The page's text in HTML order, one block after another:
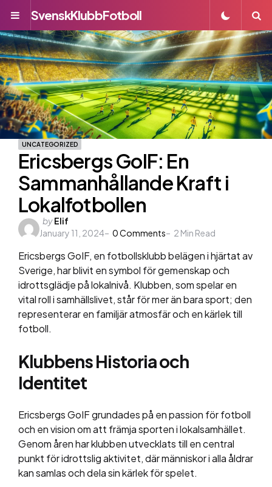
Menu
SvenskKlubbFotboll
UNCATEGORIZED
Ericsbergs GoIF: En
Sammanhållande Kraft i
Lokalfotbollen
Posted
by
byElif
January 11, 2024
0Comments 2 Min Read
Ericsbergs GoIF, en fotbollsklubb belägen i hjärtat av
Sverige, har blivit en symbol för gemenskap och
idrottsglädje på lokalnivå. Klubben, som spelar en
vital roll i samhällslivet, står för mer än bara sport; den
representerar en familjär atmosfär och en kärlek till
fotboll.
Klubbens Historia och
Identitet
Ericsbergs GoIF grundades på en passion för fotboll
och en vision om att främja sporten i lokalsamhället.
Genom åren har klubben utvecklats till en central
punkt för idrottslig aktivitet, där människor i alla åldrar
kan samlas och dela sin kärlek för spelet.